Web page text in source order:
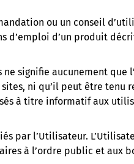
ou un conseil
d’un produit
signifie aucunement que
ni qu’il peut être tenu
à titre informatif aux
par l’Utilisateur.
à l’ordre public et aux